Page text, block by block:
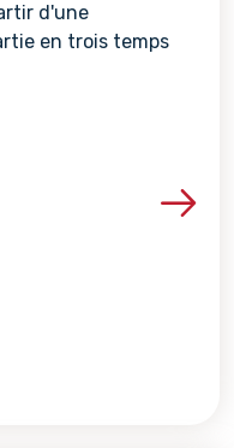
d'une
en trois temps
Voir les détails de la